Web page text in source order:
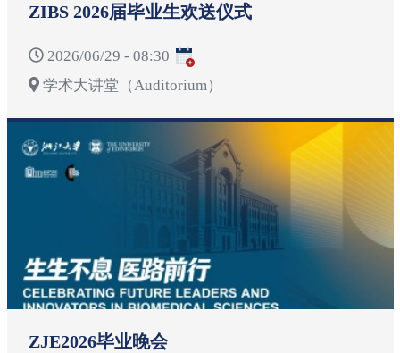
ZIBS 2026届毕业生欢送仪式
2026/06/29 - 08:30
学术大讲堂（Auditorium）
ZJE2026毕业晚会